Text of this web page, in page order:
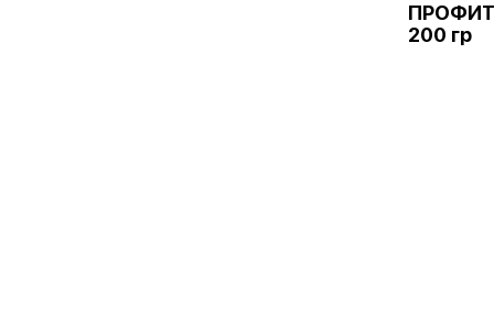
200 гр